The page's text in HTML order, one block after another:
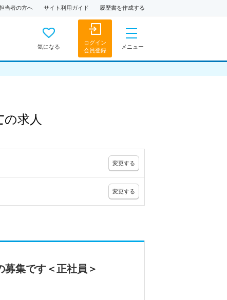
当者の方へ サイト利用ガイド 履歴書を作成する
気になる
ログイン
会員登録
メニュー
の求人
変更する
変更する
集です＜正社員＞